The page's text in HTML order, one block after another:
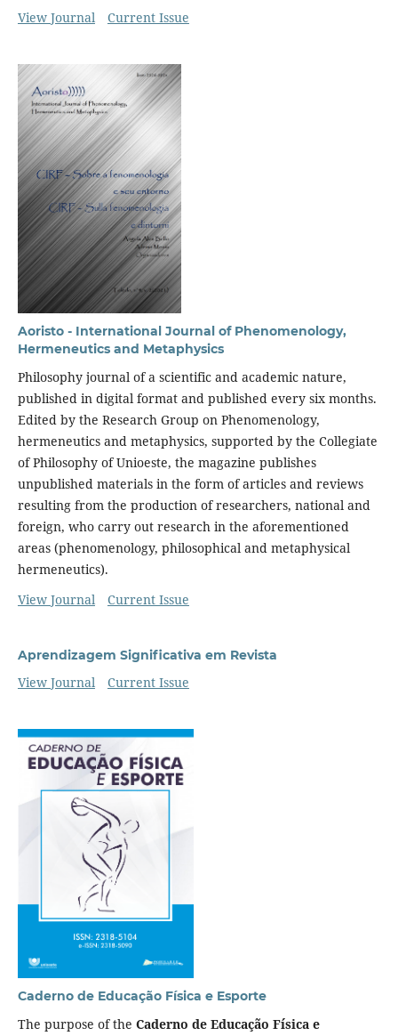
View Journal Current Issue
Aoristo - International Journal of Phenomenology,
Hermeneutics and Metaphysics
Philosophy journal of a scientific and academic nature,
published in digital format and published every six months.
Edited by the Research Group on Phenomenology,
hermeneutics and metaphysics, supported by the Collegiate
of Philosophy of Unioeste, the magazine publishes
unpublished materials in the form of articles and reviews
resulting from the production of researchers, national and
foreign, who carry out research in the aforementioned
areas (phenomenology, philosophical and metaphysical
hermeneutics).
View Journal
Current Issue
Aprendizagem Significativa em Revista
View Journal Current Issue
Caderno de Educação Física e Esporte
The purpose of the Caderno de Educação Física e